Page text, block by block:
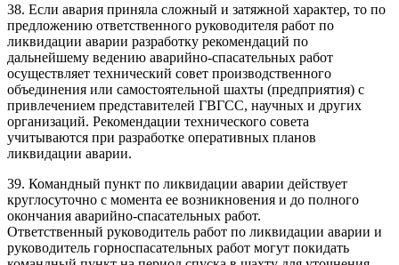
38. Если авария приняла сложный и затяжной характер, то по
предложению ответственного руководителя работ по
ликвидации аварии разработку рекомендаций по
дальнейшему ведению аварийно-спасательных работ
осуществляет технический совет производственного
объединения или самостоятельной шахты (предприятия) с
привлечением представителей ГВГСС, научных и других
организаций. Рекомендации технического совета
учитываются при разработке оперативных планов
ликвидации аварии.
39. Командный пункт по ликвидации аварии действует
круглосуточно с момента ее возникновения и до полного
окончания аварийно-спасательных работ.
Ответственный руководитель работ по ликвидации аварии и
руководитель горноспасательных работ могут покидать